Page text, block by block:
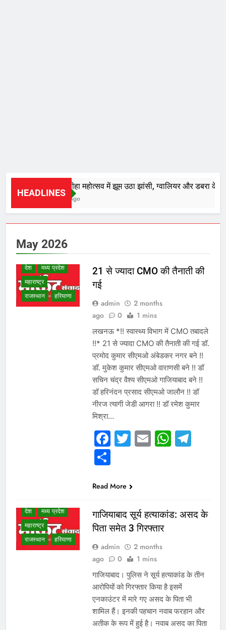
HEADLINES
*28वें चालीहा महोत्सव में झूम उठा झांसी, ग्वालियर और डबरा के
2 Minutes Ago
May 2026
NEWS
उत्तर प्रदेश
गुजरात
छत्तीसगढ़
दिल्ली एनसीआर
देश
मध्य प्रदेश
महाराष्ट्र
राजस्थान
हरियाणा
21 से ज्यादा CMO की तैनाती की
गई
admin
2 months
ago
0 1 mins
लखनऊ *!! स्वास्थ्य विभाग में CMO तबादले
!!* 21 से ज्यादा CMO की तैनाती की गई डॉ.
प्रमोद कुमार सीएमओ अंबेडकर नगर बने !!
डॉ. मुकेश कुमार सीएमओ वाराणसी बने !! डॉ
सचिन चंद्र वैश्य सीएमओ गाजियाबाद बने !!
डॉ हरिनंदन प्रसाद सीएमओ जालौन !! डॉ
नीरज त्यागी जेडी आगरा !! डॉ रमेश कुमार
मिश्रा…
Facebook
Twitter
Email
Share
Read More
देश
मध्य प्रदेश
महाराष्ट्र
राजस्थान
हरियाणा
गाजियाबाद सूर्य हत्याकांड: असद के
पिता समेत 3 गिरफ्तार
admin
2 months
ago
0 1 mins
गाजियाबाद। पुलिस ने सूर्य हत्याकांड के तीन
आरोपियों को गिरफ्तार किया है इसमें
एनकाउंटर में मारे गए असद के पिता भी
शामिल हैं। इनकी पहचान नवाब फरहान और
अतीक के रूप में हुई है। नवाब असद का पिता